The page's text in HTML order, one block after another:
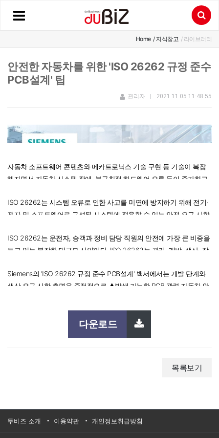
Home / 지식창고 / 라이브러리
안전한 자동차를 위한 'ISO 26262 규정 준수
PCB설계' 팁
관리자 2021.11.05 11:48:55
자동차 소프트웨어 콘텐츠와 메카트로닉스 기술 구현 등 기술이 복잡
해지면서 자동차 시스템 장애, 불규칙적 하드웨어 오류 등이 증가하고
대한 국제표준 'ISO 26262'다.
ISO 26262는 시스템 오류로 인한 사고를 미연에 방지하기 위해 전기·
전자 및 소프트웨어로 구성된 시스템에 적용할 수 있는 안전 요구 사항
ISO 26262는 운전자, 승객과 정비 담당 직원의 안전에 가장 큰 비중을
두고 있는 복잡한 대규모 사양이다. ISO 26262는 관리, 개발, 생산, 작
Siemens의 'ISO 26262 규정 준수 PCB설계' 백서에서는 개발 단계와
생산 요구 사항 측면을 중점적으로 ▲발생 가능한 PCB 관련 자동차 안
안전성 문서 요구사항 요약을 소개한다.
다운로드
목록보기
두비즈 소개 이용약관 개인정보취급방침